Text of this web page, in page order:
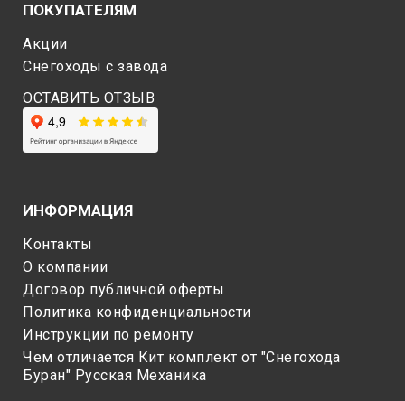
ПОКУПАТЕЛЯМ
Акции
Снегоходы c завода
ОСТАВИТЬ ОТЗЫВ
ИНФОРМАЦИЯ
Контакты
О компании
Договор публичной оферты
Политика конфиденциальности
Инструкции по ремонту
Чем отличается Кит комплект от "Снегохода
Буран" Русская Механика